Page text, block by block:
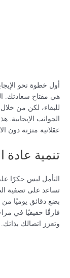
أول خطوة نحو
هي مفتاح سعادتك.
للبقاء، لكن من
الجوانب الإيجابية.
عقلانية متزنة دون
تنمية عادة
التأمل ليس حكرًا
تساعد على تصفية
بضع دقائق يوميًا
فارقًا حقيقيًا في
وتعزز اتصالك بذاتك.